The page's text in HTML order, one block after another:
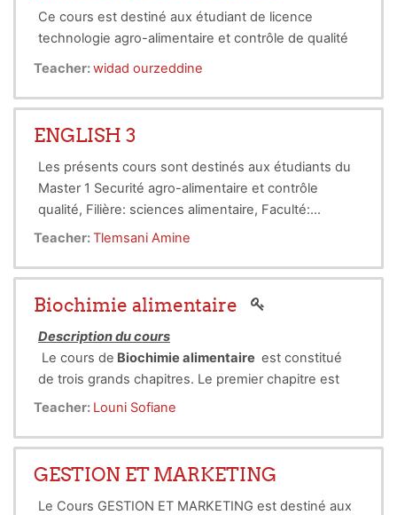
Ce cours est destiné aux étudiant de licence
technologie agro-alimentaire et contrôle de qualité
Teacher:widad ourzeddine
ENGLISH 3
Les présents cours sont destinés aux étudiants du
Master 1 Securité agro-alimentaire et contrôle
qualité, Filière: sciences alimentaire, Faculté:
sciences de la nature et de la vie
Teacher:Tlemsani Amine
Biochimie alimentaire
Description du cours
Le cours de Biochimie alimentaire est constitué
de trois grands chapitres. Le premier chapitre est
consacré à l'étude des principales propriétés
alimentaires qui peuvent influencer les caractères
des aliments et plus précisément des constituants
alimentaires qui subissent les modifications
biochimiques (eau , protéines, glucides,lipides,
Ce coursest destiné aux étudiants inscrits en
licence L3 , Spécialité; Technologie
Agroalimentaire et Contrôle de Qualité TAACQ
Objectifs de l’enseignement
Teacher: Louni Sofiane
GESTION ET MARKETING
Le Cours GESTION ET MARKETING est destiné aux